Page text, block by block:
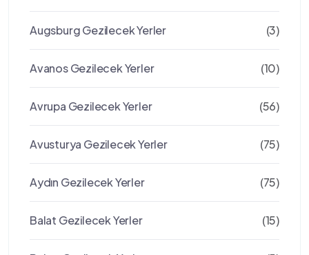
Augsburg Gezilecek Yerler (3)
Avanos Gezilecek Yerler (10)
Avrupa Gezilecek Yerler (56)
Avusturya Gezilecek Yerler (75)
Aydın Gezilecek Yerler (75)
Balat Gezilecek Yerler (15)